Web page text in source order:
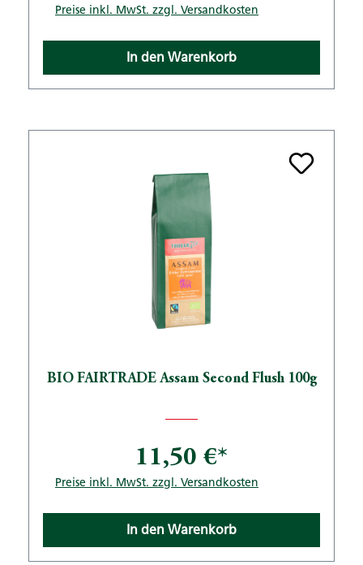
Preise inkl. MwSt. zzgl. Versandkosten
In den Warenkorb
BIO FAIRTRADE Assam Second Flush 100g
11,50 €*
Preise inkl. MwSt. zzgl. Versandkosten
In den Warenkorb